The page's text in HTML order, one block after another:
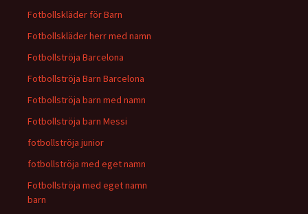
Fotbollskläder för Barn
Fotbollskläder herr med namn
Fotbollströja Barcelona
Fotbollströja Barn Barcelona
Fotbollströja barn med namn
Fotbollströja barn Messi
fotbollströja junior
fotbollströja med eget namn
Fotbollströja med eget namn
barn